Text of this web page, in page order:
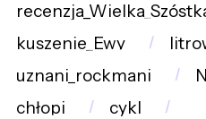
kuszenie_Ewy
uznani_rockmani
chłopi
cykl